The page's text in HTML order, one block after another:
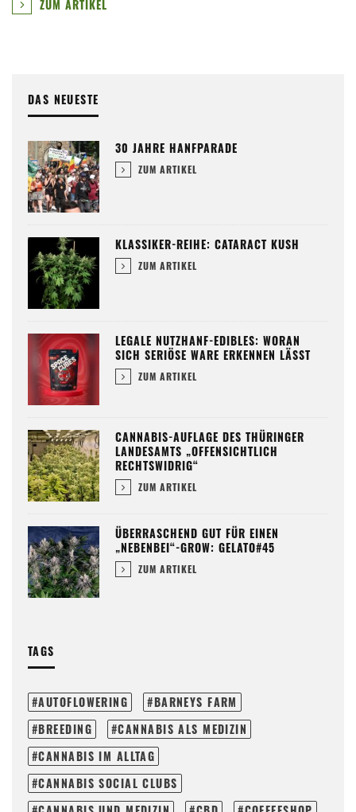
ZUM ARTIKEL
DAS NEUESTE
30 JAHRE HANFPARADE
ZUM ARTIKEL
KLASSIKER-REIHE: CATARACT KUSH
ZUM ARTIKEL
LEGALE NUTZHANF-EDIBLES: WORAN
SICH SERIÖSE WARE ERKENNEN LÄSST
ZUM ARTIKEL
CANNABIS-AUFLAGE DES THÜRINGER
LANDESAMTS „OFFENSICHTLICH
RECHTSWIDRIG“
ZUM ARTIKEL
ÜBERRASCHEND GUT FÜR EINEN
„NEBENBEI“-GROW: GELATO#45
ZUM ARTIKEL
TAGS
AUTOFLOWERING
BARNEYS FARM
BREEDING
CANNABIS ALS MEDIZIN
CANNABIS IM ALLTAG
CANNABIS SOCIAL CLUBS